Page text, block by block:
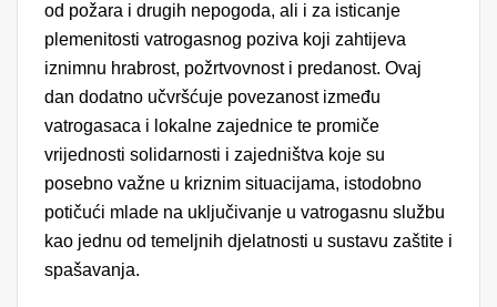
od požara i drugih nepogoda, ali i za isticanje
plemenitosti vatrogasnog poziva koji zahtijeva
iznimnu hrabrost, požrtvovnost i predanost. Ovaj
dan dodatno učvršćuje povezanost između
vatrogasaca i lokalne zajednice te promiče
vrijednosti solidarnosti i zajedništva koje su
posebno važne u kriznim situacijama, istodobno
potičući mlade na uključivanje u vatrogasnu službu
kao jednu od temeljnih djelatnosti u sustavu zaštite i
spašavanja.